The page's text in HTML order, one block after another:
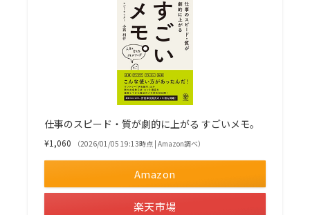
仕事のスピード・質が劇的に上がる すごいメモ。
¥1,060 （2026/01/05 19:13時点 | Amazon調べ）
Amazon
楽天市場